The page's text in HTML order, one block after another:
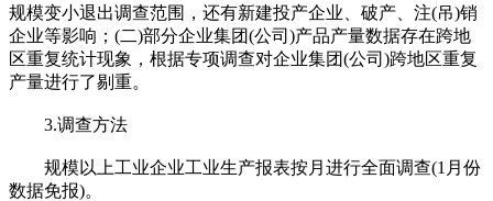
规模变小退出调查范围，还有新建投产企业、破产、注(吊)销
企业等影响；(二)部分企业集团(公司)产品产量数据存在跨地
区重复统计现象，根据专项调查对企业集团(公司)跨地区重复
产量进行了剔重。
3.调查方法
规模以上工业企业工业生产报表按月进行全面调查(1月份
数据免报)。